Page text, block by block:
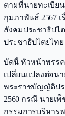
ตามที่นายทะเบีย
กุมภาพันธ์ 2567
สังคมประชาธิปไ
ประชาธิปไตยไท
บัดนี้ หัวหน้าพรรค
เปลี่ยนแปลงต่อน
พระราชบัญญัติปร
2560 กรณี นายเ
กรรมการบริหาร